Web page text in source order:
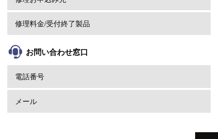
修理料金/受付終了製品
お問い合わせ窓口
電話番号
メール